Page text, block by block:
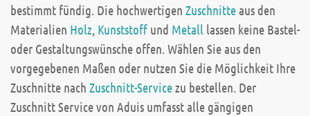
bestimmt fündig. Die hochwertigen Zuschnitteaus den
Materialien Holz, Kunststoff und Metall lassen keine Bastel-
oder Gestaltungswünsche offen. Wählen Sie aus den
vorgegebenen Maßen oder nutzen Sie die Möglichkeit Ihre
Zuschnitte nach Zuschnitt-Servicezu bestellen. Der
Zuschnitt Service von Aduis umfasst alle gängigen